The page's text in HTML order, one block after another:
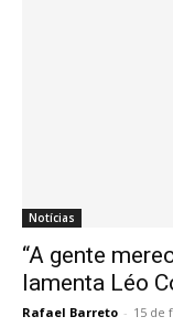
Notícias
“A gente
lamenta Léo
Rafael Barreto - 15 de